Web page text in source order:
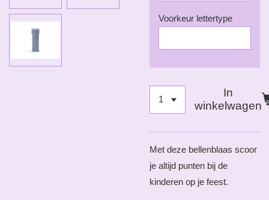
Voorkeur lettertype
In
winkelwagen
Met deze bellenblaas scoor
je altijd punten bij de
kinderen op je feest.